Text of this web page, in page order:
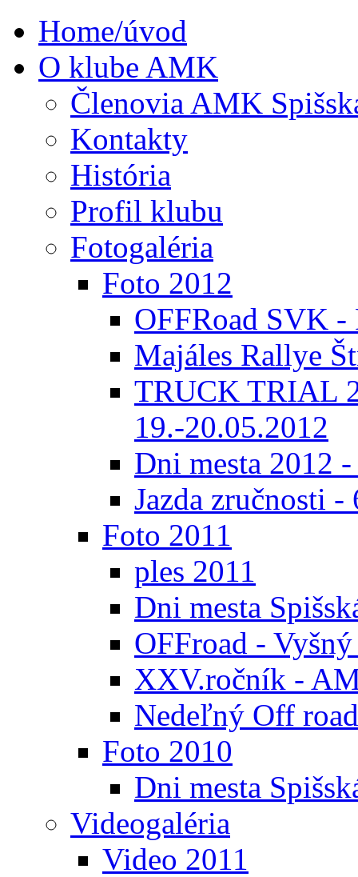
Home/úvod
O klube AMK
Členovia AMK
Kontakty
História
Profil klubu
Fotogaléria
Foto 2012
OFFRoad SVK -
Majáles Rallye
TRUCK TRIAL
19.-20.05.2012
Dni mesta 2012
Jazda zručnosti
Foto 2011
ples 2011
Dni mesta
OFFroad -
XXV.ročník -
Nedeľný Off
Foto 2010
Dni mesta
Videogaléria
Video 2011